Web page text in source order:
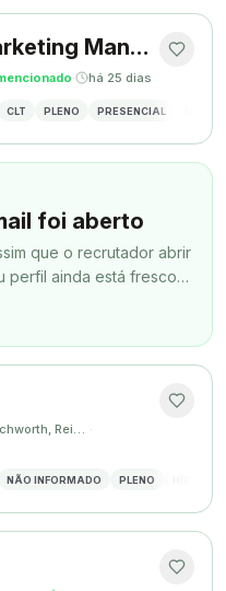
Content Creator & Marketing Manager
· há 25 dias
CLT PLENO PRESENCIAL
foi aberto
que o recrutador abrir
perfil ainda está fresco
Letchworth, Reino Unido ·
NÃO INFORMADO PLENO